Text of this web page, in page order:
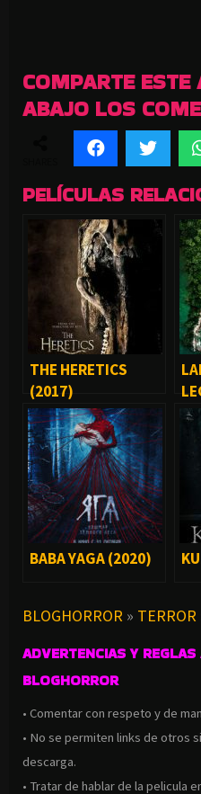
COMPARTE
ABAJO LOS
PELÍCULAS
THE HERETICS
(2017)
BABA YAGA (2020)
BLOGHORROR » TERROR
ADVERTENCIAS Y
BLOGHORROR
• Comentar con respeto y de
• No se permiten links de otros
descarga.
• Tratar de hablar de la pelicula